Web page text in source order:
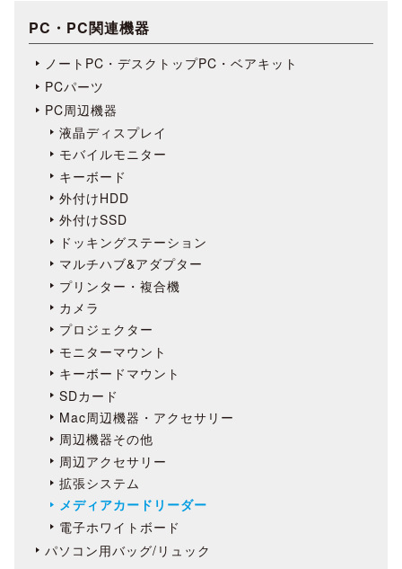
PC・PC関連機器
ノートPC・デスクトップPC・ベアキット
PCパーツ
PC周辺機器
液晶ディスプレイ
モバイルモニター
キーボード
外付けHDD
外付けSSD
ドッキングステーション
マルチハブ&アダプター
プリンター・複合機
カメラ
プロジェクター
モニターマウント
キーボードマウント
SDカード
Mac周辺機器・アクセサリー
周辺機器その他
周辺アクセサリー
拡張システム
メディアカードリーダー
電子ホワイトボード
パソコン用バッグ/リュック